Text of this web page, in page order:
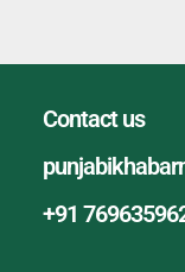
Contact us
+91